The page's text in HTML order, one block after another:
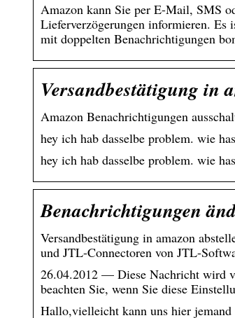
Amazon kann Sie per E-Mail, SMS
Lieferverzögerungen informieren.
mit doppelten Benachrichtigungen
Versandbestätigung in
Amazon Benachrichtigungen
hey ich hab dasselbe problem. wie
hey ich hab dasselbe problem. wie
Benachrichtigungen
Versandbestätigung in amazon
und JTL-Connectoren von JTL-
26.04.2012 — Diese Nachricht wird
beachten Sie, wenn Sie diese
Hallo,vielleicht kann uns hier